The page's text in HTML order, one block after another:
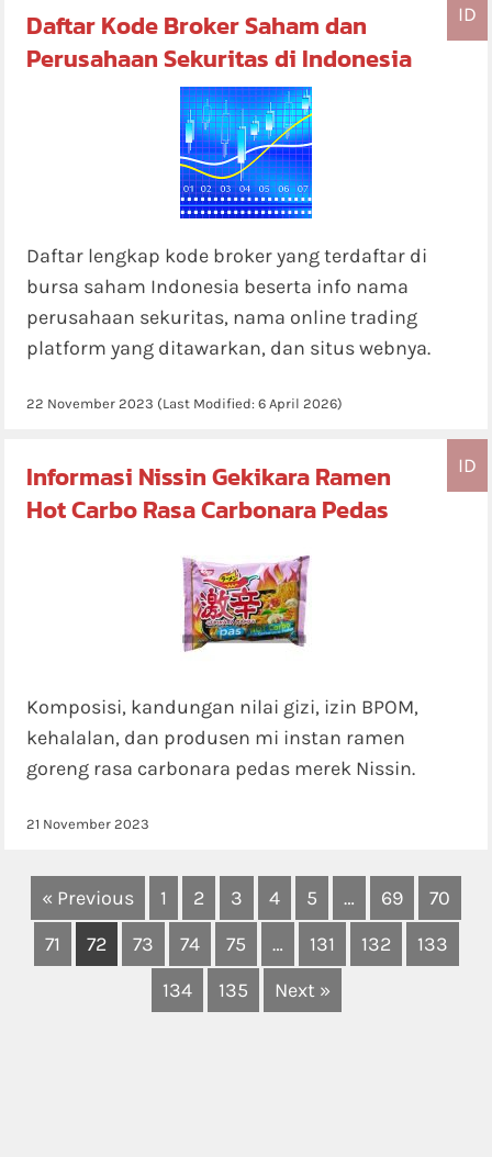
ID
Daftar Kode Broker Saham dan
Perusahaan Sekuritas di Indonesia
Daftar lengkap kode broker yang terdaftar di
bursa saham Indonesia beserta info nama
perusahaan sekuritas, nama online trading
platform yang ditawarkan, dan situs webnya.
22 November 2023 (Last Modified:6 April 2026)
ID
Informasi Nissin Gekikara Ramen
Hot Carbo Rasa Carbonara Pedas
Komposisi, kandungan nilai gizi, izin BPOM,
kehalalan, dan produsen mi instan ramen
goreng rasa carbonara pedas merek Nissin.
21 November 2023
« Previous 1 2 3 4 5 … 69
70
71
72 73 74 75 … 131 132
133
134
135 Next »